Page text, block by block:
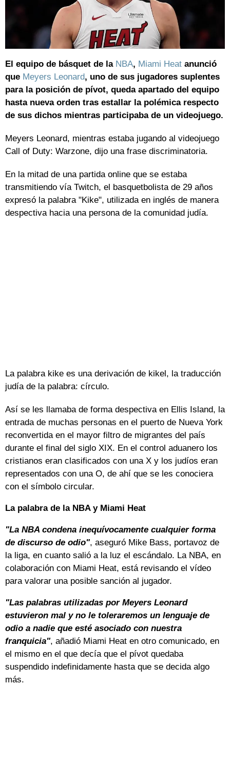
El equipo de básquet de la NBA, Miami Heat anunció
que Meyers Leonard, uno de sus jugadores suplentes
para la posición de pívot, queda apartado del equipo
hasta nueva orden tras estallar la polémica respecto
de sus dichos mientras participaba de un videojuego.
Meyers Leonard, mientras estaba jugando al videojuego
Call of Duty: Warzone, dijo una frase discriminatoria.
En la mitad de una partida online que se estaba
transmitiendo vía Twitch, el basquetbolista de 29 años
expresó la palabra "Kike", utilizada en inglés de manera
despectiva hacia una persona de la comunidad judía.
La palabra kike es una derivación de kikel, la traducción
judía de la palabra: círculo.
Así se les llamaba de forma despectiva en Ellis Island, la
entrada de muchas personas en el puerto de Nueva York
reconvertida en el mayor filtro de migrantes del país
durante el final del siglo XIX. En el control aduanero los
cristianos eran clasificados con una X y los judíos eran
representados con una O, de ahí que se les conociera
con el símbolo circular.
La palabra de la NBA y Miami Heat
"La NBA condena inequívocamente cualquier forma
de discurso de odio", aseguró Mike Bass, portavoz de
la liga, en cuanto salió a la luz el escándalo. La NBA, en
colaboración con Miami Heat, está revisando el vídeo
para valorar una posible sanción al jugador.
"Las palabras utilizadas por Meyers Leonard
estuvieron mal y no le toleraremos un lenguaje de
odio a nadie que esté asociado con nuestra
franquicia", añadió Miami Heat en otro comunicado, en
el mismo en el que decía que el pívot quedaba
suspendido indefinidamente hasta que se decida algo
más.